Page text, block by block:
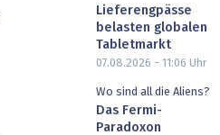
Lieferengpässe
belasten globalen
Tabletmarkt
07.08.2026 - 11:06 Uhr
Wo sind all die Aliens?
Das Fermi-
Paradoxon